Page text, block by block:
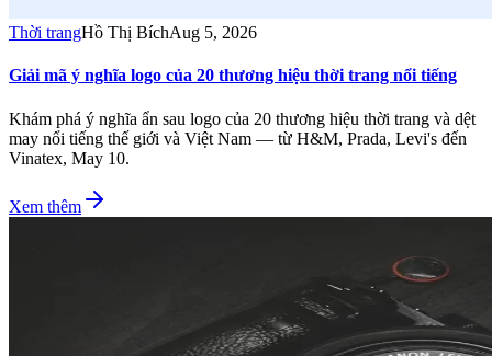
Thời trangHồ Thị BíchAug 5, 2026
Giải mã ý nghĩa logo của 20 thương hiệu thời trang nổi tiếng
Khám phá ý nghĩa ẩn sau logo của 20 thương hiệu thời trang và dệt
may nổi tiếng thế giới và Việt Nam — từ H&M, Prada, Levi's đến
Vinatex, May 10.
Xem thêm